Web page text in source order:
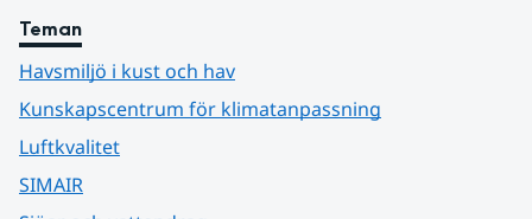
Teman
Havsmiljö i kust och hav
Kunskapscentrum för klimatanpassning
Luftkvalitet
SIMAIR